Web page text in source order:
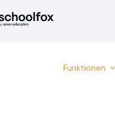
Funktionen